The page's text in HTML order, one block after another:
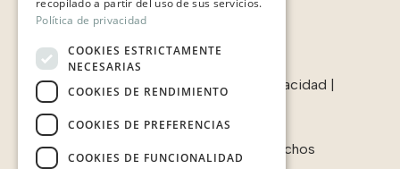
Términos & condiciones |Política de privacidad |
Política de cookies
© 2006-2025 Javaloyes. Todos los derechos
recopilado a partir del uso de sus servicios.
Política de privacidad
COOKIES ESTRICTAMENTE
NECESARIAS
COOKIES DE RENDIMIENTO
COOKIES DE PREFERENCIAS
COOKIES DE FUNCIONALIDAD